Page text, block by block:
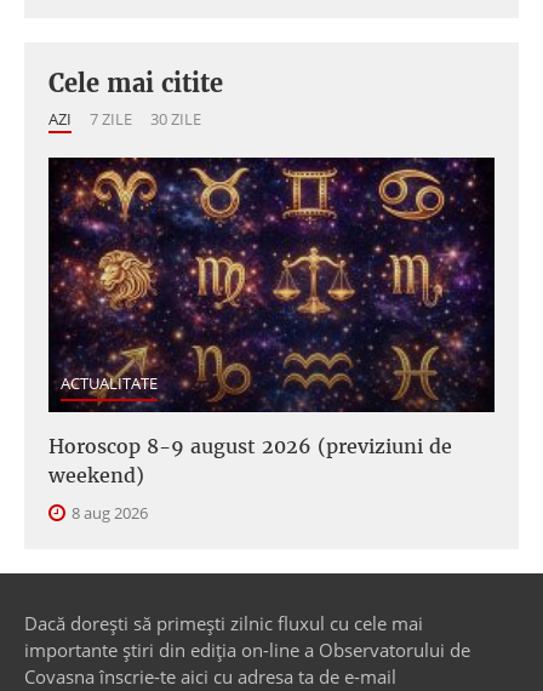
Cele mai citite
AZI 7 ZILE 30 ZILE
ACTUALITATE
Horoscop 8-9 august 2026 (previziuni de
weekend)
8 aug 2026
Dacă dorești să primești zilnic fluxul cu cele mai
importante știri din ediția on-line a Observatorului de
Covasna înscrie-te aici cu adresa ta de e-mail